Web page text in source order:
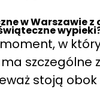
w Warszawie z
w
szczególne
stoją